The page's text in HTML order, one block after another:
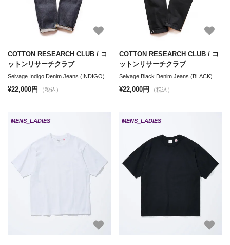
COTTON RESEARCH CLUB / コ
ットンリサーチクラブ
Selvage Indigo Denim Jeans (INDIGO)
¥22,000円 （税込）
COTTON RESEARCH CLUB / コ
ットンリサーチクラブ
Selvage Black Denim Jeans (BLACK)
¥22,000円 （税込）
MENS_LADIES MENS_LADIES